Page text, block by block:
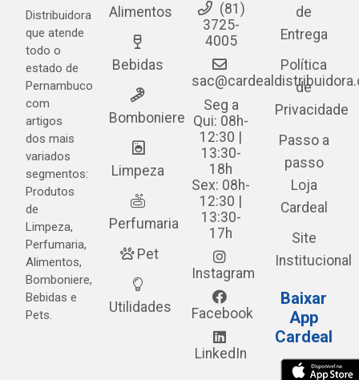
Distribuidora
que atende
todo o
estado de
Pernambuco
com
artigos
dos mais
variados
segmentos:
Produtos
de
Limpeza,
Perfumaria,
Alimentos,
Bomboniere,
Bebidas e
Pets.
Alimentos
Bebidas
Bomboniere
Limpeza
Perfumaria
Pet
Utilidades
(81)
3725-
4005
Seg a
Qui: 08h-
12:30 |
13:30-
18h
Sex: 08h-
12:30 |
13:30-
17h
Instagram
Facebook
LinkedIn
de
Entrega
Política
de
Privacidade
Passo a
passo
Loja
Cardeal
Site
Institucional
Baixar
App
Cardeal